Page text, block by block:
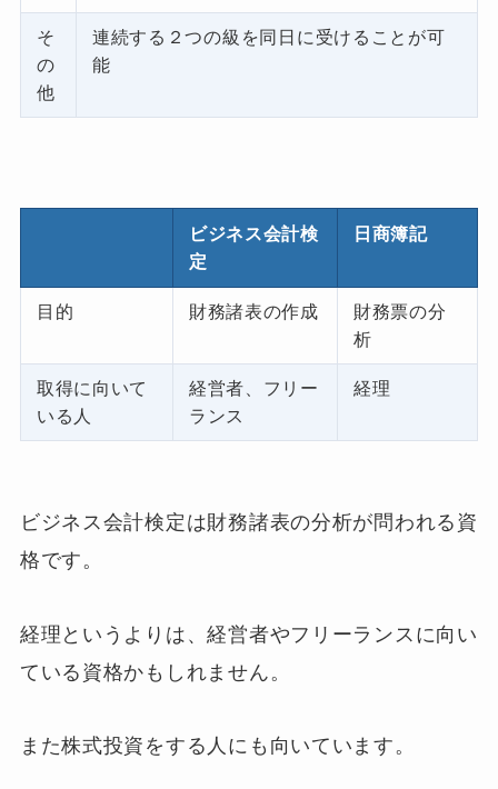
そ
の
他
連続する２つの級を同日に受けることが可
能
ビジネス会計検
定
日商簿記
目的 財務諸表の作成
財務票の分
析
取得に向いて
いる人
経営者、フリー
ランス
経理
ビジネス会計検定は財務諸表の分析が問われる資
格です。
経理というよりは、経営者やフリーランスに向い
ている資格かもしれません。
また株式投資をする人にも向いています。